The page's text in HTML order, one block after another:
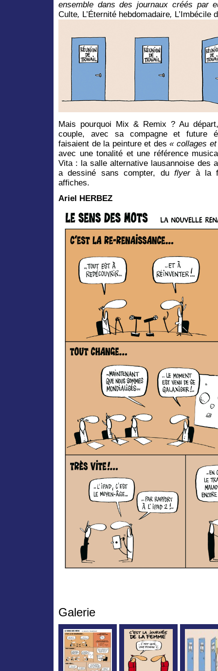
ensemble dans des journaux créés
Culte, L’Éternité hebdomadaire, L’Imbécile
Mais pourquoi Mix & Remix ? Au
couple, avec sa compagne et future
faisaient de la peinture et des« collages
avec une tonalité et une référence
Vita : la salle alternative lausannoise des
a dessiné sans compter, duflyerà la
affiches.
Ariel HERBEZ
Galerie